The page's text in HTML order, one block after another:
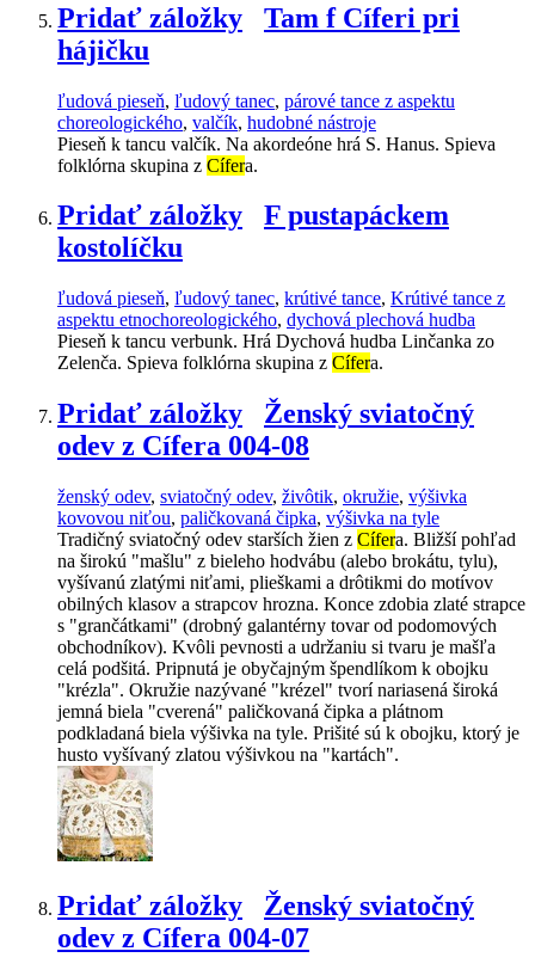
Pridať záložky
Tam f Cíferi pri
hájičku
ľudová pieseň, ľudový tanec, párové tance z aspektu
choreologického, valčík, hudobné nástroje
Pieseň k tancu valčík. Na akordeóne hrá S. Hanus. Spieva
folklórna skupina z Cífera.
Pridať záložky
F pustapáckem
kostolíčku
ľudová pieseň, ľudový tanec, krútivé tance, Krútivé tance z
aspektu etnochoreologického, dychová plechová hudba
Pieseň k tancu verbunk. Hrá Dychová hudba Linčanka zo
Zelenča. Spieva folklórna skupina z Cífera.
Pridať záložky
Ženský sviatočný
odev z Cífera 004-08
ženský odev, sviatočný odev, živôtik, okružie, výšivka
kovovou niťou, paličkovaná čipka, výšivka na tyle
Tradičný sviatočný odev starších žien z Cífera. Bližší pohľad
na širokú "mašlu" z bieleho hodvábu (alebo brokátu, tylu),
vyšívanú zlatými niťami, plieškami a drôtikmi do motívov
obilných klasov a strapcov hrozna. Konce zdobia zlaté strapce
s "grančátkami" (drobný galantérny tovar od podomových
obchodníkov). Kvôli pevnosti a udržaniu si tvaru je mašľa
celá podšitá. Pripnutá je obyčajným špendlíkom k obojku
"krézla". Okružie nazývané "krézel" tvorí nariasená široká
jemná biela "cverená" paličkovaná čipka a plátnom
podkladaná biela výšivka na tyle. Prišité sú k obojku, ktorý je
husto vyšívaný zlatou výšivkou na "kartách".
Pridať záložky
Ženský sviatočný
odev z Cífera 004-07